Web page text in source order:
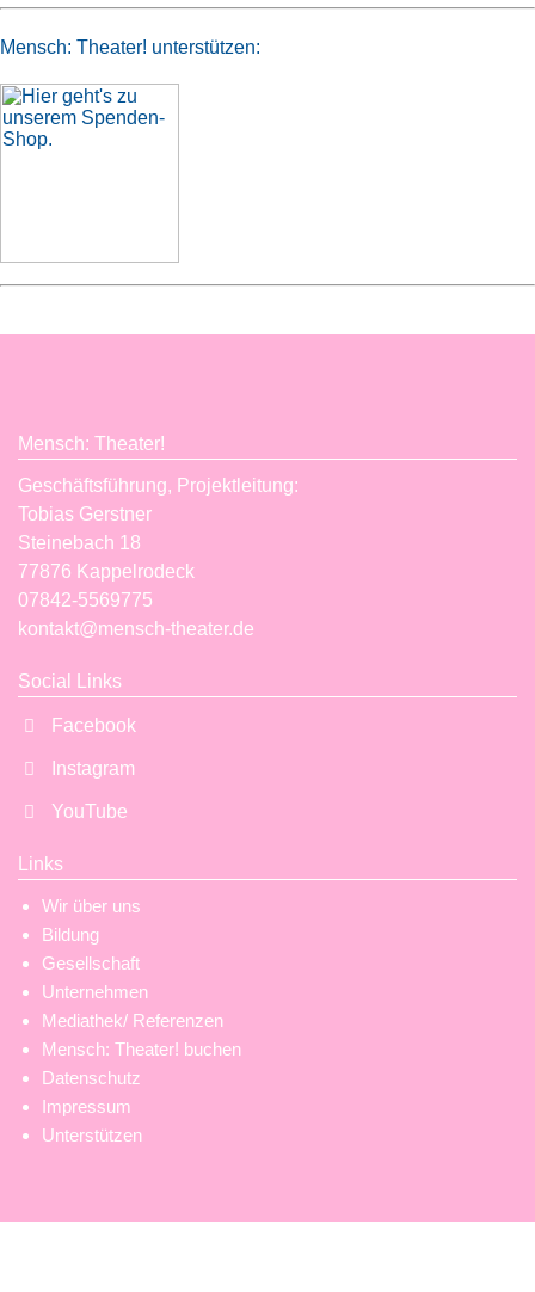
Mensch: Theater! unterstützen:
Mensch: Theater!
Geschäftsführung, Projektleitung:
Tobias Gerstner
Steinebach 18
77876 Kappelrodeck
07842-5569775
kontakt@mensch-theater.de
Social Links
Facebook
Instagram
YouTube
Links
Wir über uns
Bildung
Gesellschaft
Unternehmen
Mediathek/ Referenzen
Mensch: Theater! buchen
Datenschutz
Impressum
Unterstützen